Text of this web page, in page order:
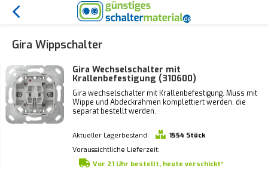
Gira Wippschalter
Gira Wechselschalter mit
Krallenbefestigung (310600)
Gira wechselschalter mit Krallenbefestigung. Muss mit
Wippe und Abdeckrahmen komplettiert werden, die
separat bestellt werden.
Aktueller Lagerbestand:
1554 Stück
Voraussichtliche Lieferzeit:
Vor 21 Uhr bestellt, heute verschickt*